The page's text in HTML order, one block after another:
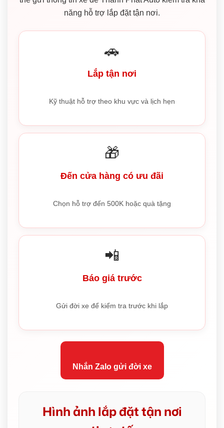
năng hỗ trợ lắp đặt tận nơi.
🚗
Lắp tận nơi
Kỹ thuật hỗ trợ theo khu vực và lịch hẹn
🎁
Đến cửa hàng có ưu đãi
Chọn hỗ trợ đến 500K hoặc quà tặng
📲
Báo giá trước
Gửi đời xe để kiểm tra trước khi lắp
Nhắn Zalo gửi đời xe
Hình ảnh lắp đặt tận nơi